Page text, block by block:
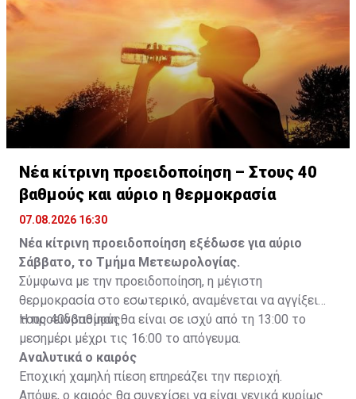
για αυτόφωρο αδίκημα.
Νέα κίτρινη προειδοποίηση – Στους 40
βαθμούς και αύριο η θερμοκρασία
07.08.2026 16:30
Νέα κίτρινη προειδοποίηση εξέδωσε για αύριο
Σάββατο, το Τμήμα Μετεωρολογίας.
Σύμφωνα με την προειδοποίηση, η μέγιστη
θερμοκρασία στο εσωτερικό, αναμένεται να αγγίξει
τους 40νβαθμούς.
Η προειδοποίηση θα είναι σε ισχύ από τη 13:00 το
μεσημέρι μέχρι τις 16:00 το απόγευμα.
Αναλυτικά ο καιρός
Εποχική χαμηλή πίεση επηρεάζει την περιοχή.
Απόψε, ο καιρός θα συνεχίσει να είναι γενικά κυρίως